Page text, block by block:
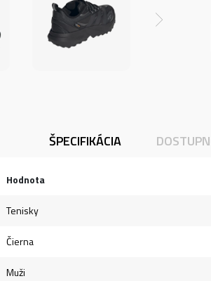
ŠPECIFIKÁCIA
Hodnota
Tenisky
Čierna
Muži